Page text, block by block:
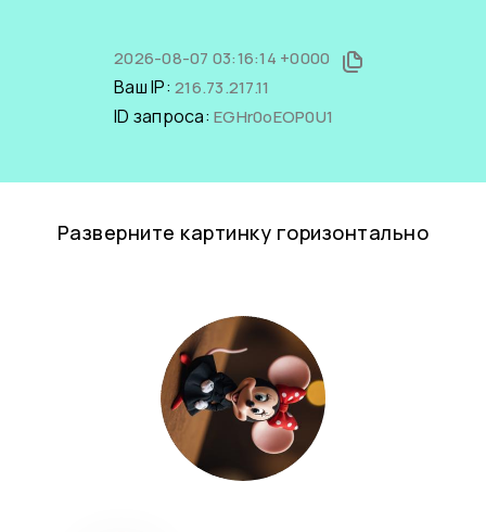
2026-08-07 03:16:14 +0000
Ваш IP: 216.73.217.11
ID запроса: EGHr0oEOP0U1
Разверните картинку горизонтально